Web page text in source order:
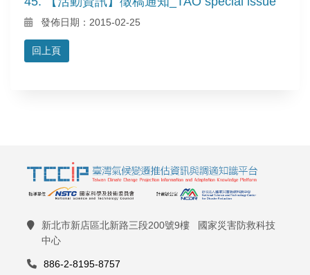
發佈日期：2015-02-25
回上頁
新北市新店區北新路三段200號9樓 國家災害防救科技
中心
886-2-8195-8757